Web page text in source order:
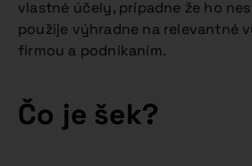
vlastné účely, prípadne že ho
použije výhradne na relevantné
firmou a podnikaním.
Čo je šek?